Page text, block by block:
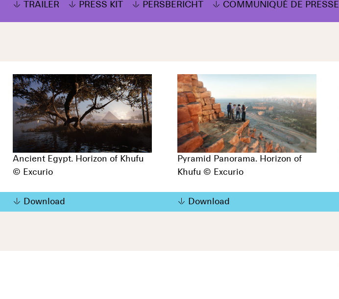
TRAILER PRESS KIT PERSBERICHT COMMUNIQUÉ DE PRESSE
Ancient Egypt. Horizon of Khufu
© Excurio
Download
Pyramid Panorama. Horizon of
Khufu © Excurio
Download